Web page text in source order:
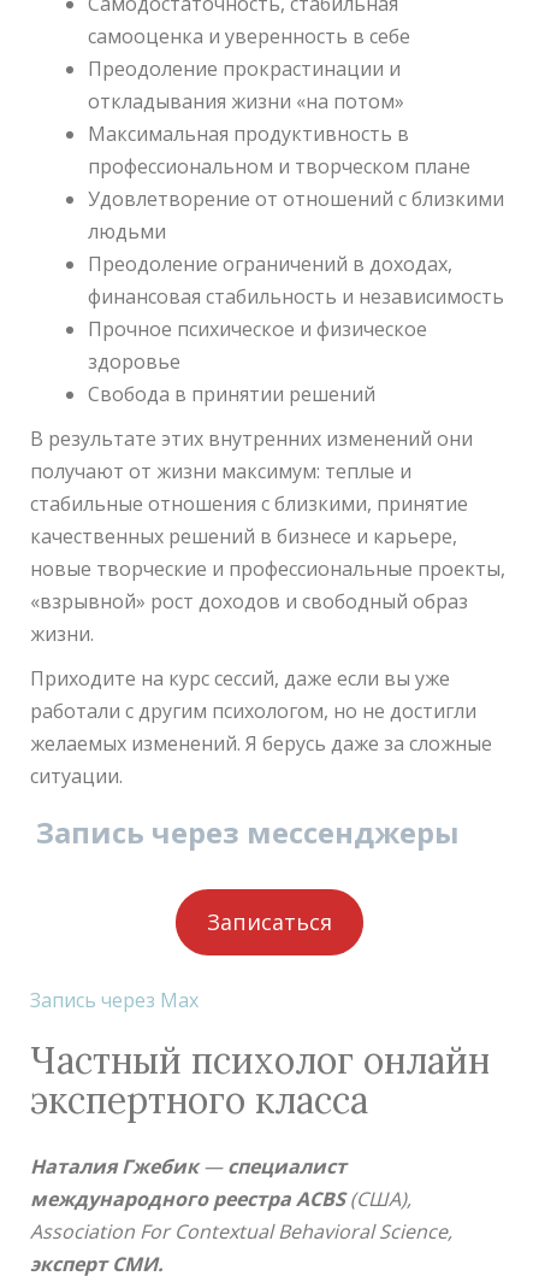
самооценка и уверенность в себе
Преодоление прокрастинации и
откладывания жизни «на потом»
Максимальная продуктивность в
профессиональном и творческом плане
Удовлетворение от отношений с близкими
людьми
Преодоление ограничений в доходах,
финансовая стабильность и независимость
Прочное психическое и физическое
здоровье
Свобода в принятии решений
В результате этих внутренних изменений они
получают от жизни максимум: теплые и
стабильные отношения с близкими, принятие
качественных решений в бизнесе и карьере,
новые творческие и профессиональные проекты,
«взрывной» рост доходов и свободный образ
жизни.
Приходите на курс сессий, даже если вы уже
работали с другим психологом, но не достигли
желаемых изменений. Я берусь даже за сложные
ситуации.
Запись через мессенджеры
Записаться
Запись через Max
Частный психолог онлайн
экспертного класса
Наталия Гжебик—специалист
международного реестраACBS(США),
Association For Contextual Behavioral Science,
эксперт СМИ.